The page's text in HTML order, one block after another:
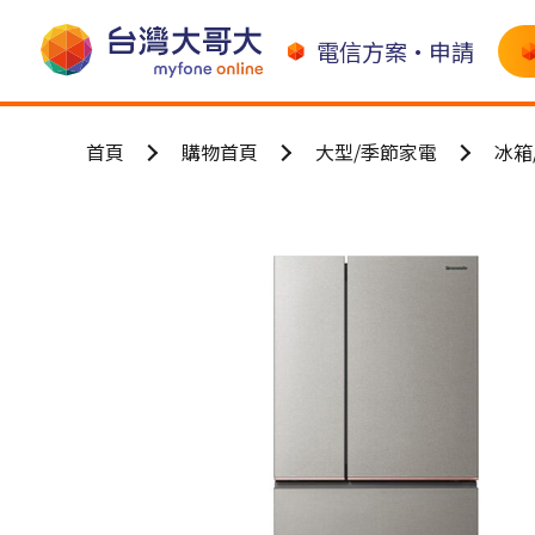
電信方案•申請
首頁 購物首頁 大型/季節家電 冰